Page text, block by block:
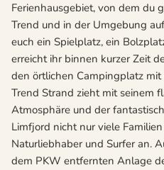
Ferienhausgebiet, von dem du
Trend und in der Umgebung
euch ein Spielplatz, ein
erreicht ihr binnen kurzer Zeit
den örtlichen Campingplatz
Trend Strand zieht mit seinem
Atmosphäre und der
Limfjord nicht nur viele
Naturliebhaber und Surfer an.
dem PKW entfernten Anlage